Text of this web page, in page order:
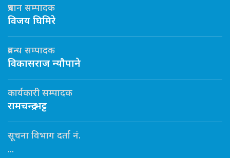
प्रधान सम्पादक
विजय घिमिरे
प्रबन्ध सम्पादक
विकासराज न्यौपाने
कार्यकारी सम्पादक
रामचन्द्र भट्ट
सूचना विभाग दर्ता नं.
...